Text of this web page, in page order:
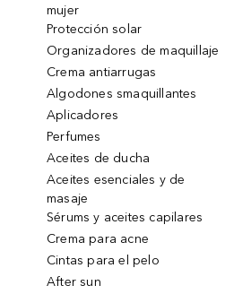
mujer
Protección solar
Organizadores de maquillaje
Crema antiarrugas
Algodones smaquillantes
Aplicadores
Perfumes
Aceites de ducha
Aceites esenciales y de
masaje
Sérums y aceites capilares
Crema para acne
Cintas para el pelo
After sun